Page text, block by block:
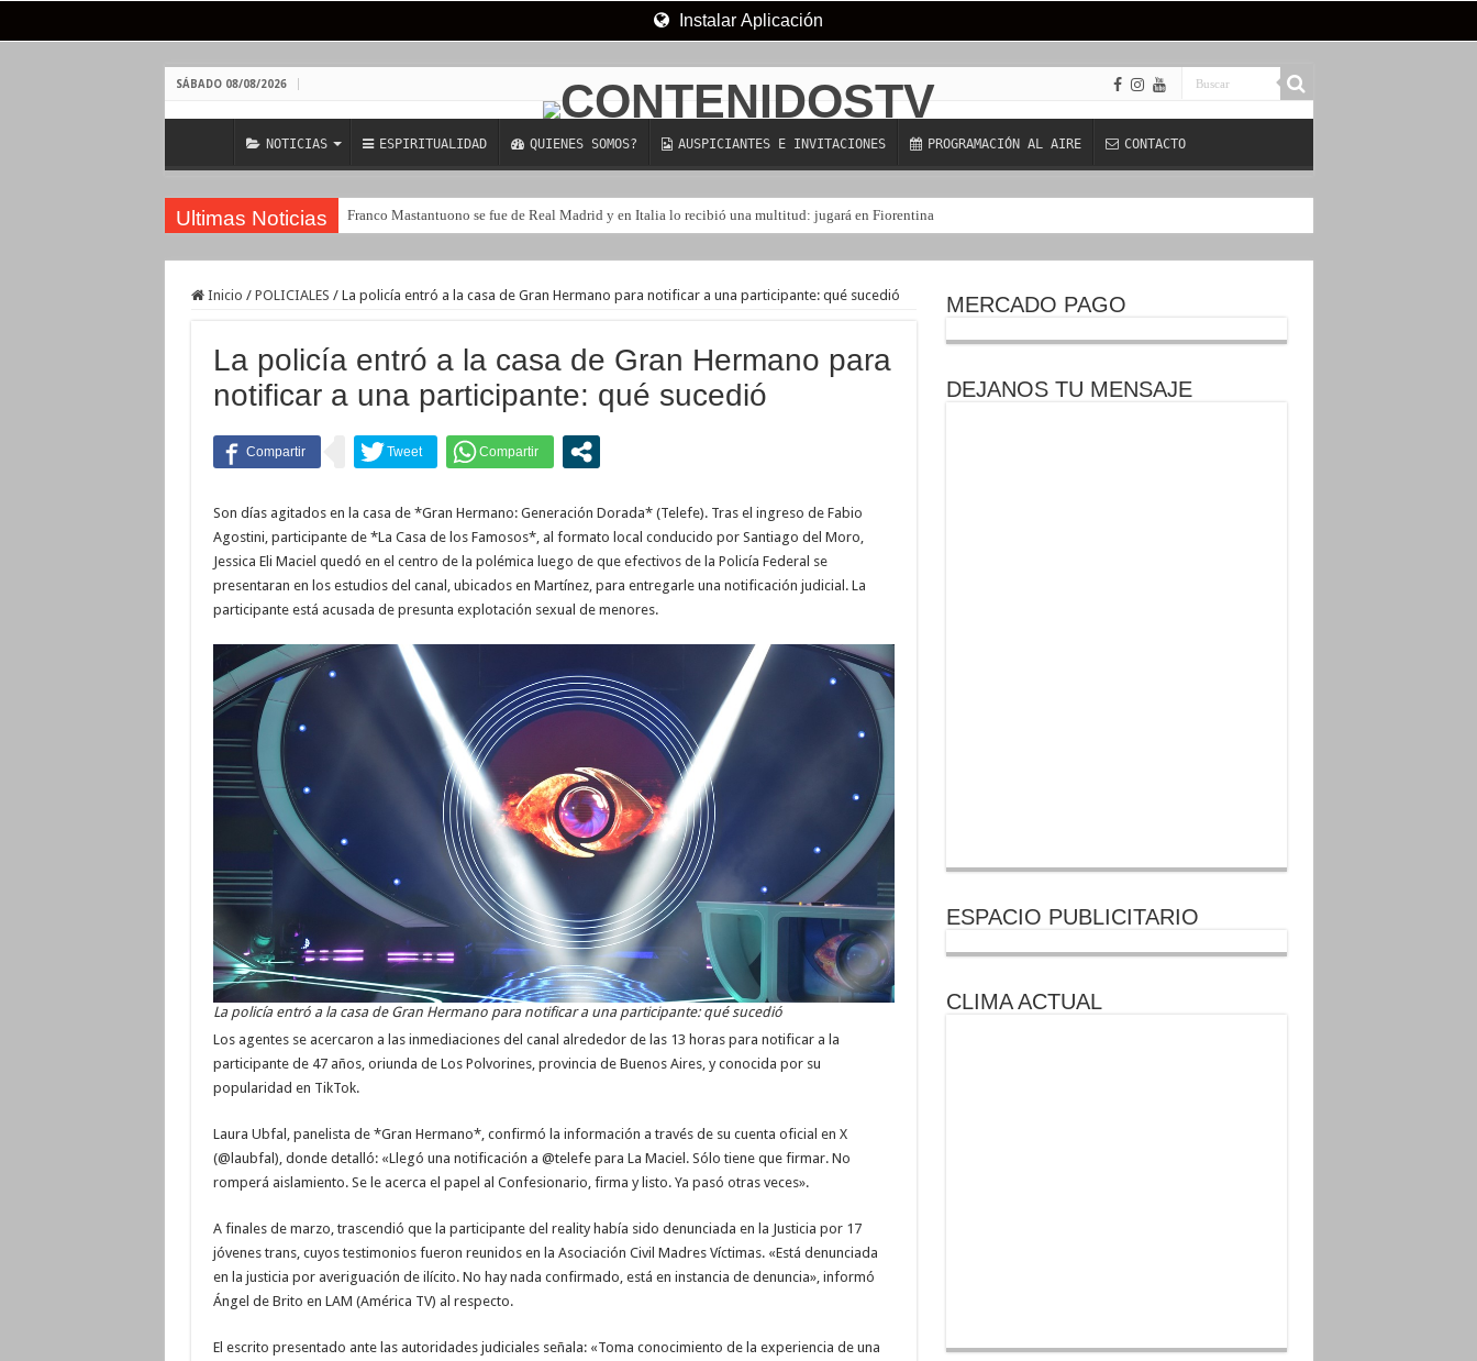
Instalar Aplicación
SÁBADO 08/08/2026
NOTICIAS ESPIRITUALIDAD QUIENES SOMOS? AUSPICIANTES E INVITACIONES PROGRAMACIÓN AL AIRE CONTACTO
Ultimas Noticias Franco Mastantuono se fue de Real Madrid y en Italia lo recibió una multitud: jugará en Fiorentina
Inicio / POLICIALES / La policía entró a la casa de Gran Hermano para notificar a una participante: qué sucedió
La policía entró a la casa de Gran Hermano para
notificar a una participante: qué sucedió
Son días agitados en la casa de *Gran Hermano: Generación Dorada* (Telefe). Tras el ingreso de Fabio
Agostini, participante de *La Casa de los Famosos*, al formato local conducido por Santiago del Moro,
Jessica Eli Maciel quedó en el centro de la polémica luego de que efectivos de la Policía Federal se
presentaran en los estudios del canal, ubicados en Martínez, para entregarle una notificación judicial. La
participante está acusada de presunta explotación sexual de menores.
La policía entró a la casa de Gran Hermano para notificar a una participante: qué sucedió
Los agentes se acercaron a las inmediaciones del canal alrededor de las 13 horas para notificar a la
participante de 47 años, oriunda de Los Polvorines, provincia de Buenos Aires, y conocida por su
popularidad en TikTok.
Laura Ubfal, panelista de *Gran Hermano*, confirmó la información a través de su cuenta oficial en X
(@laubfal), donde detalló: «Llegó una notificación a @telefe para La Maciel. Sólo tiene que firmar. No
romperá aislamiento. Se le acerca el papel al Confesionario, firma y listo. Ya pasó otras veces».
A finales de marzo, trascendió que la participante del reality había sido denunciada en la Justicia por 17
jóvenes trans, cuyos testimonios fueron reunidos en la Asociación Civil Madres Víctimas. «Está denunciada
en la justicia por averiguación de ilícito. No hay nada confirmado, está en instancia de denuncia», informó
Ángel de Brito en LAM (América TV) al respecto.
El escrito presentado ante las autoridades judiciales señala: «Toma conocimiento de la experiencia de una
MERCADO PAGO
DEJANOS TU MENSAJE
ESPACIO PUBLICITARIO
CLIMA ACTUAL